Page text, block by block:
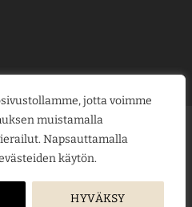
jotta voimme
muistamalla
Napsauttamalla
käytön.
HYVÄKSY
MasterCard
Visa
Visa
LAHJAKORTIT